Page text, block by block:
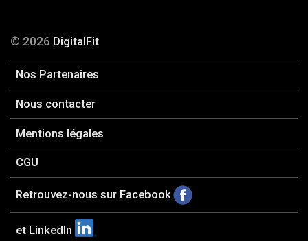
© 2026 DigitalFit
Nos Partenaires
Nous contacter
Mentions légales
CGU
Retrouvez-nous sur Facebook
et LinkedIn